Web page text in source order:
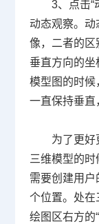
3、点击“
动态观察。动
像，二者的区
垂直方向的坐
模型图的时候
一直保持垂直
为了更好
三维模型的
需要创建用
个位置。处在
绘图区右方的